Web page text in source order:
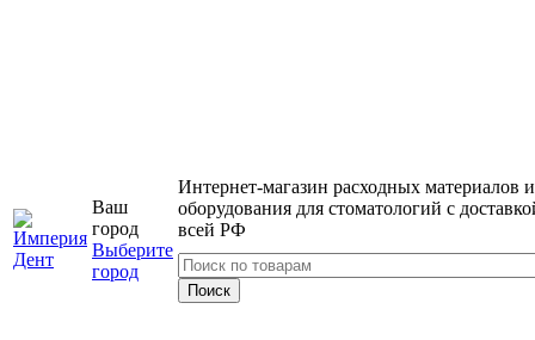
Ваш
город
Выберите
город
Интернет-магазин расходных материалов и
оборудования для стоматологий с
всей РФ